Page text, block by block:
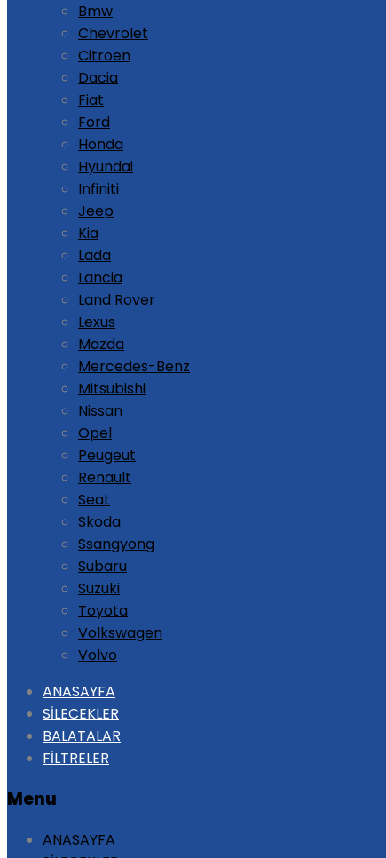
Bmw
Chevrolet
Citroen
Dacia
Fiat
Ford
Honda
Hyundai
Infiniti
Jeep
Kia
Lada
Lancia
Land Rover
Lexus
Mazda
Mercedes-Benz
Mitsubishi
Nissan
Opel
Peugeut
Renault
Seat
Skoda
Ssangyong
Subaru
Suzuki
Toyota
Volkswagen
Volvo
Skip
content
ANASAYFA
SİLECEKLER
BALATALAR
FİLTRELER
Menu
ANASAYFA